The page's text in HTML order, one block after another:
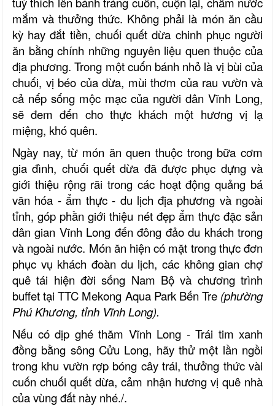
mắm và thưởng thức. Không phải là món ăn cầu
kỳ hay đắt tiền, chuối quết dừa chinh phục người
ăn bằng chính những nguyên liệu quen thuộc của
địa phương. Trong một cuốn bánh nhỏ là vị bùi của
chuối, vị béo của dừa, mùi thơm của rau vườn và
cả nếp sống mộc mạc của người dân Vĩnh Long,
sẽ đem đến cho thực khách một hương vị lạ
miệng, khó quên.
Ngày nay, từ món ăn quen thuộc trong bữa cơm
gia đình, chuối quết dừa đã được phục dựng và
giới thiệu rộng rãi trong các hoạt động quảng bá
văn hóa - ẩm thực - du lịch địa phương và ngoài
tỉnh, góp phần giới thiệu nét đẹp ẩm thực đặc sản
dân gian Vĩnh Long đến đông đảo du khách trong
và ngoài nước. Món ăn hiện có mặt trong thực đơn
phục vụ khách đoàn du lịch, các không gian chợ
quê tái hiện đời sống Nam Bộ và chương trình
buffet tại TTC Mekong Aqua Park Bến Tre (phường
Phú Khương, tỉnh Vĩnh Long).
Nếu có dịp ghé thăm Vĩnh Long - Trái tim xanh
đồng bằng sông Cửu Long, hãy thử một lần ngồi
trong khu vườn rợp bóng cây trái, thưởng thức vài
cuốn chuối quết dừa, cảm nhận hương vị quê nhà
của vùng đất này nhé./.